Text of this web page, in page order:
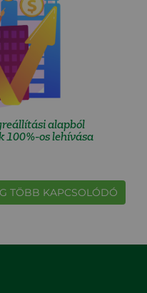
alapból
100%-os lehívása
TÖBB KAPCSOLÓDÓ